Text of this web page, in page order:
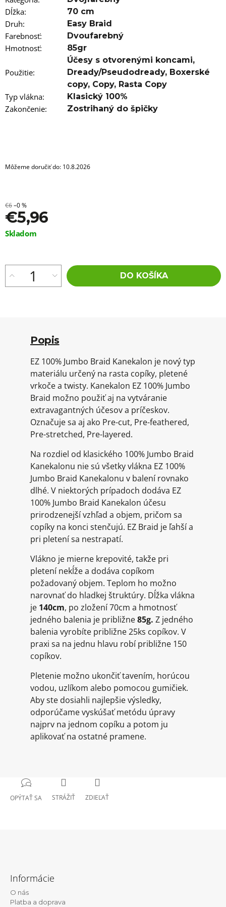
Dĺžka: 70 cm
Druh: Easy Braid
Farebnosť: Dvoufarebný
Hmotnosť: 85gr
Použitie:
Účesy s otvorenými koncami,
Dready/Pseudodready, Boxerské
copy, Copy, Rasta Copy
Typ vlákna: Klasický 100%
Zakončenie: Zostrihaný do špičky
Môžeme doručiť do: 10.8.2026
€6–0 %
€5,96
Jednotková
Skladom
DO KOŠÍKA
Popis
EZ 100% Jumbo Braid Kanekalon je nový typ
materiálu určený na rasta copíky, pletené
vrkoče a twisty. Kanekalon EZ 100% Jumbo
Braid možno použiť aj na vytváranie
extravagantných účesov a príčeskov.
Označuje sa aj ako Pre-cut, Pre-feathered,
Pre-stretched, Pre-layered.
Na rozdiel od klasického 100% Jumbo Braid
Kanekalonu nie sú všetky vlákna EZ 100%
Jumbo Braid Kanekalonu v balení rovnako
dlhé. V niektorých prípadoch dodáva EZ
100% Jumbo Braid Kanekalon účesu
prirodzenejší vzhľad a objem, pričom sa
copíky na konci stenčujú. EZ Braid je ľahší a
pri pletení sa nestrapatí.
Vlákno je mierne krepovité, takže pri
pletení nekĺže a dodáva copíkom
požadovaný objem. Teplom ho možno
narovnať do hladkej štruktúry. Dĺžka vlákna
je 140cm, po zložení 70cm a hmotnosť
jedného balenia je približne85g. Z jedného
balenia vyrobíte približne 25ks copíkov. V
praxi sa na jednu hlavu robí približne 150
copíkov.
Pletenie možno ukončiť tavením, horúcou
vodou, uzlíkom alebo pomocou gumičiek.
Aby ste dosiahli najlepšie výsledky,
odporúčame vyskúšať metódu úpravy
najprv na jednom copíku a potom ju
aplikovať na ostatné pramene.
OPÝTAŤ SA STRÁŽIŤ ZDIEĽAŤ
m
COPÍKY
BOX
SINGLE
65CM
B36
€7,96
Informácie
O nás
Platba a doprava